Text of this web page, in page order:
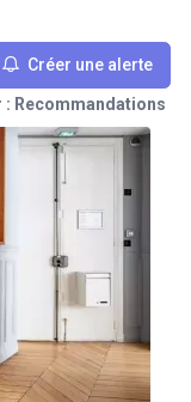
Créer une alerte
Rollin Paris
: Recommandations